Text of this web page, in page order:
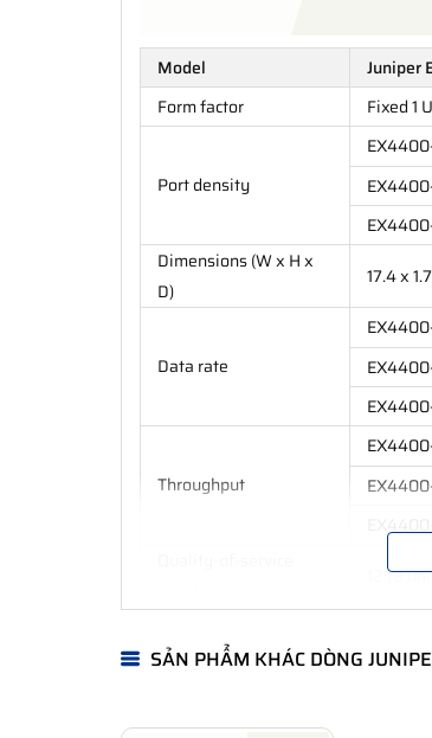
Model
Juniper
Form factor
Fixed 1
Port density
Dimensions (W x H x
D)
17.4 x
Data rate
Throughput
12 (8
SẢN PHẨM KHÁC DÒNG